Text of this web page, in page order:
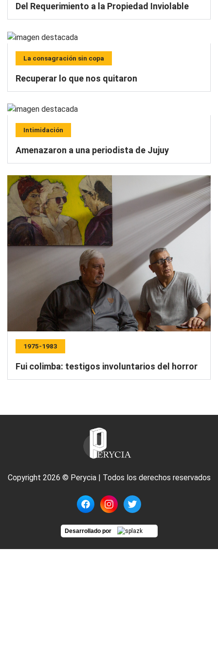
Del Requerimiento a la Propiedad Inviolable
La consagración sin copa
Recuperar lo que nos quitaron
Intimidación
Amenazaron a una periodista de Jujuy
1975-1983
Fui colimba: testigos involuntarios del horror
Copyright 2026 © Perycia | Todos los derechos reservados
Desarrollado por